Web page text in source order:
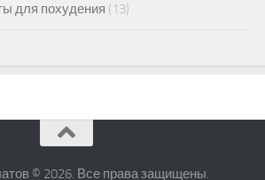
для похудения (13)
© 2026. Все права защищены.